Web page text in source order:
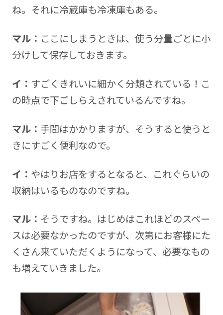
ね。それに冷蔵庫も冷凍庫もある。
マル： ここにしまうときは、使う分量ごとに小
分けして保存しておきます。
イ： すごくきれいに細かく分類されている！こ
の時点で下ごしらえされているんですね。
マル： 手間はかかりますが、そうすると使うと
きにすごく便利なので。
イ： やはりお店をするとなると、これぐらいの
収納はいるものなのですね。
マル： そうですね。はじめはこれほどのスペー
スは必要なかったのですが、次第にお客様にた
くさん来ていただくようになって、必要なもの
も増えていきました。